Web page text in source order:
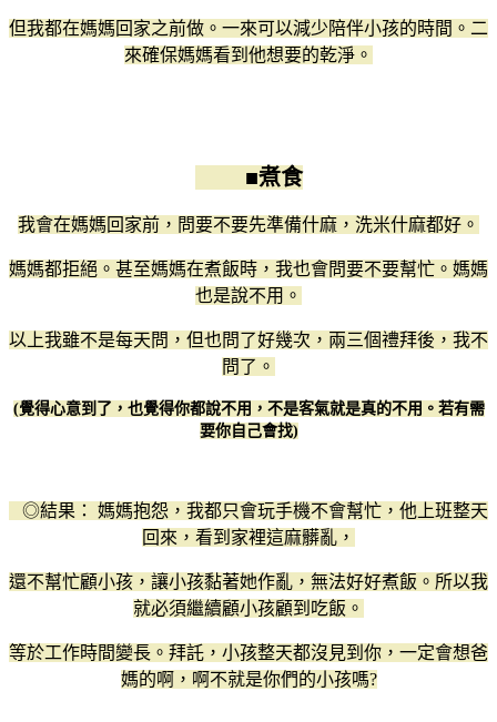
但我都在媽媽回家之前做。一來可以減少陪伴小孩的時間。二
來確保媽媽看到他想要的乾淨。
■煮食
我會在媽媽回家前，問要不要先準備什麻，洗米什麻都好。
媽媽都拒絕。甚至媽媽在煮飯時，我也會問要不要幫忙。媽媽
也是說不用。
以上我雖不是每天問，但也問了好幾次，兩三個禮拜後，我不
問了。
(覺得心意到了，也覺得你都說不用，不是客氣就是真的不用。若有需
要你自己會找)
◎結果： 媽媽抱怨，我都只會玩手機不會幫忙，他上班整天
回來，看到家裡這麻髒亂，
還不幫忙顧小孩，讓小孩黏著她作亂，無法好好煮飯。所以我
就必須繼續顧小孩顧到吃飯。
等於工作時間變長。拜託，小孩整天都沒見到你，一定會想爸
媽的啊，啊不就是你們的小孩嗎?